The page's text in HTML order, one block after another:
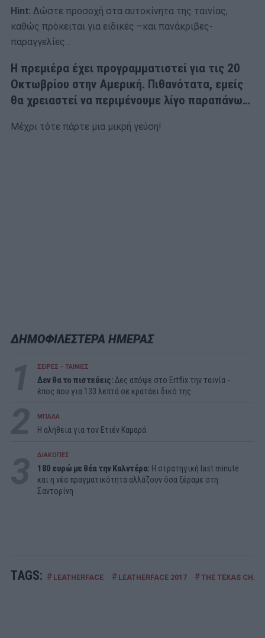
Hint: Δώστε προσοχή στα αυτοκίνητα της ταινίας,
καθώς πρόκειται για ειδικές –και πανάκριβες-
παραγγελίες…
Η πρεμιέρα έχει προγραμματιστεί για τις 20
Οκτωβρίου στην Αμερική. Πιθανότατα, εμείς
θα χρειαστεί να περιμένουμε λίγο παραπάνω…
Μέχρι τότε πάρτε μια μικρή γεύση!
ΔΗΜΟΦΙΛΕΣΤΕΡΑ ΗΜΕΡΑΣ
ΣΕΙΡΕΣ - ΤΑΙΝΙΕΣ
Δεν θα το πιστεύεις:Δες απόψε στο Ertflix την ταινία -
έπος που για 133 λεπτά σε κρατάει δικό της
ΜΠΑΛΑ
Η αλήθεια για τον Ετιέν Καμαρά
ΔΙΑΚΟΠΕΣ
180 ευρώ με θέα την Καλντέρα: Η στρατηγική last minute
και η νέα πραγματικότητα αλλάζουν όσα ξέραμε στη
Σαντορίνη
TAGS: # LEATHERFACE # LEATHERFACE 2017 #THE TEXAS